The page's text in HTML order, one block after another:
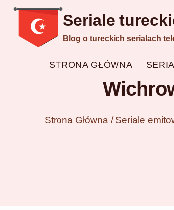
Przejdź
treści
Seriale
Blog o tureckich serialach
STRONA GŁÓWNA
Strona Główna / Seriale